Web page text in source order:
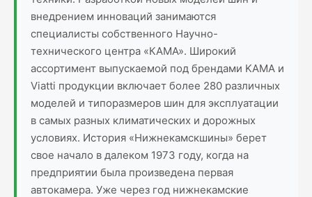
внедрением инноваций занимаются
специалисты собственного Научно-
технического центра «КАМА». Широкий
ассортимент выпускаемой под брендами KAMA и
Viatti продукции включает более 280 различных
моделей и типоразмеров шин для эксплуатации
в самых разных климатических и дорожных
условиях. История «Нижнекамскшины» берет
свое начало в далеком 1973 году, когда на
предприятии была произведена первая
автокамера. Уже через год нижнекамские